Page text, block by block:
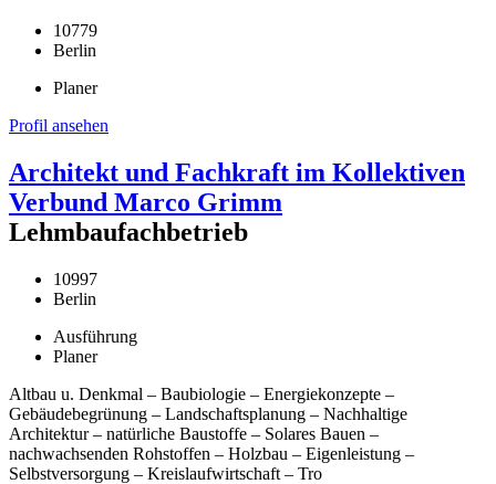
10779
Berlin
Planer
Profil ansehen
Architekt und Fachkraft im Kollektiven
Verbund Marco Grimm
Lehmbaufachbetrieb
10997
Berlin
Ausführung
Planer
Altbau u. Denkmal – Baubiologie – Energiekonzepte –
Gebäudebegrünung – Landschaftsplanung – Nachhaltige
Architektur – natürliche Baustoffe – Solares Bauen –
nachwachsenden Rohstoffen – Holzbau – Eigenleistung –
Selbstversorgung – Kreislaufwirtschaft – Tro